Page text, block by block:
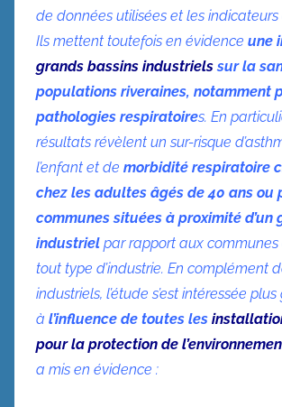
de données utilisées et les indicateurs
Ils mettent toutefois en évidence une
grands bassins industrielssur la
populations riveraines, notamment
pathologies respiratoires. En
résultats révèlent un sur-risque
l’enfant et de morbidité respiratoire
chez les adultes âgés de 40 ans ou
communes situées à proximité d’un
industriel par rapport aux communes
tout type d’industrie. En complément
industriels, l’étude s’est intéressée
à l’influence de toutes les
pour la protection de
a mis en évidence :